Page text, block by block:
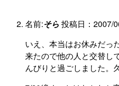
名前:そら 投稿日：2007/
いえ、本当はお休みだっ
来たので他の人と交替し
んびりと過ごしました。